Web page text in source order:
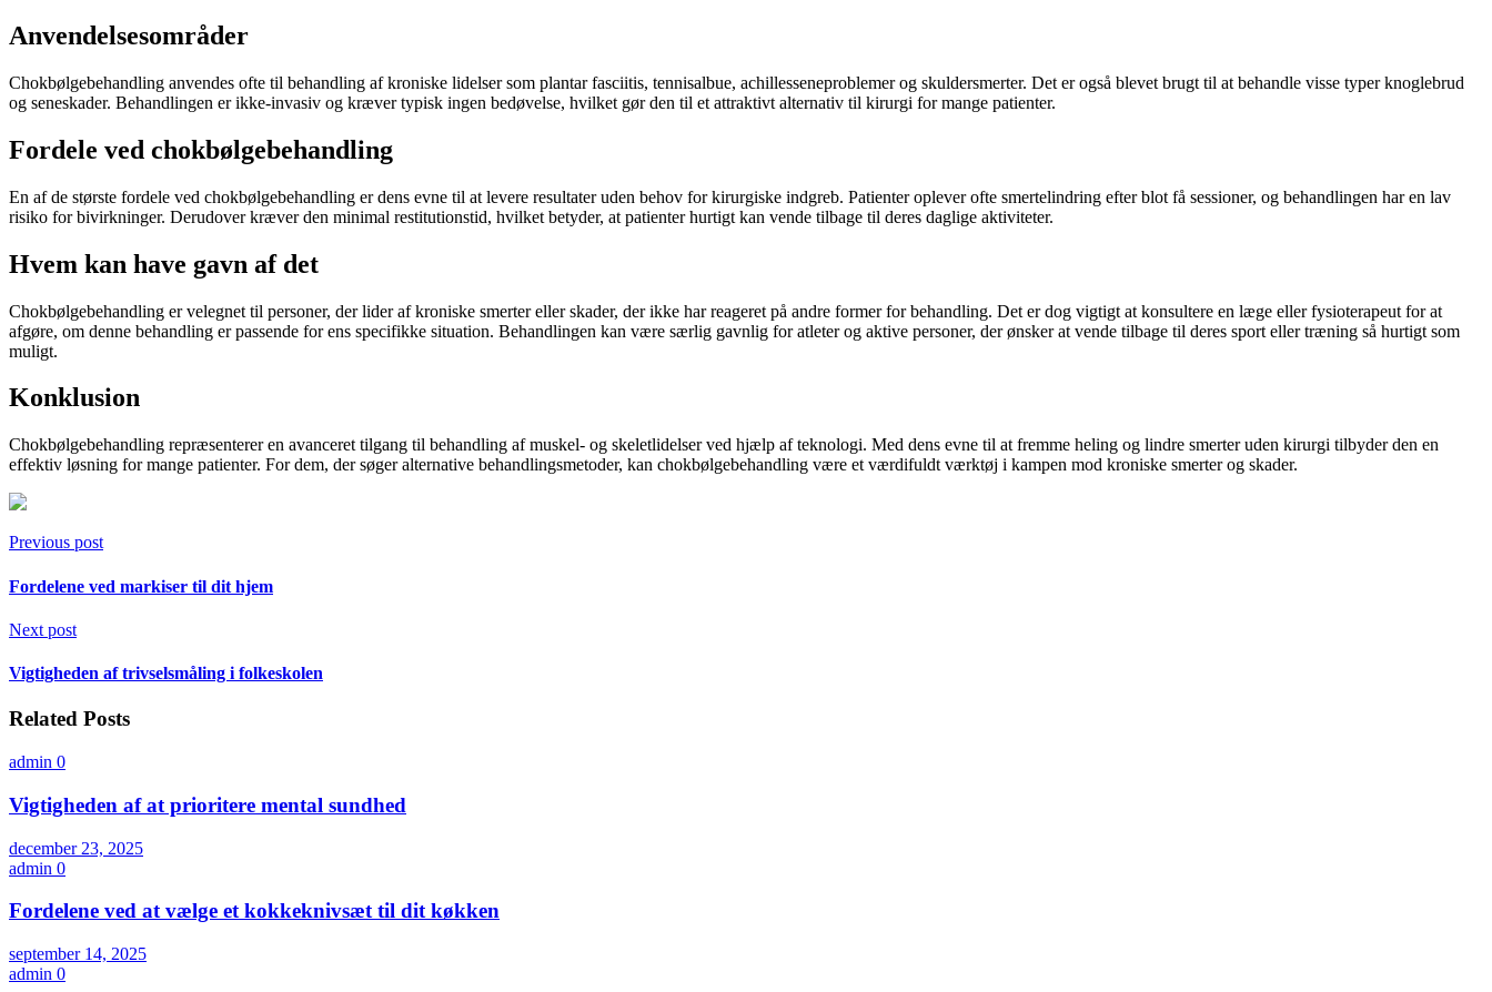
Anvendelsesområder
Chokbølgebehandling anvendes ofte til behandling af kroniske lidelser som plantar fasciitis, tennisalbue, achillesseneproblemer og skuldersmerter. Det er også blevet brugt til at behandle visse typer knoglebrud
og seneskader. Behandlingen er ikke-invasiv og kræver typisk ingen bedøvelse, hvilket gør den til et attraktivt alternativ til kirurgi for mange patienter.
Fordele ved chokbølgebehandling
En af de største fordele ved chokbølgebehandling er dens evne til at levere resultater uden behov for kirurgiske indgreb. Patienter oplever ofte smertelindring efter blot få sessioner, og behandlingen har en lav
risiko for bivirkninger. Derudover kræver den minimal restitutionstid, hvilket betyder, at patienter hurtigt kan vende tilbage til deres daglige aktiviteter.
Hvem kan have gavn af det
Chokbølgebehandling er velegnet til personer, der lider af kroniske smerter eller skader, der ikke har reageret på andre former for behandling. Det er dog vigtigt at konsultere en læge eller fysioterapeut for at
afgøre, om denne behandling er passende for ens specifikke situation. Behandlingen kan være særlig gavnlig for atleter og aktive personer, der ønsker at vende tilbage til deres sport eller træning så hurtigt som
muligt.
Konklusion
Chokbølgebehandling repræsenterer en avanceret tilgang til behandling af muskel- og skeletlidelser ved hjælp af teknologi. Med dens evne til at fremme heling og lindre smerter uden kirurgi tilbyder den en
effektiv løsning for mange patienter. For dem, der søger alternative behandlingsmetoder, kan chokbølgebehandling være et værdifuldt værktøj i kampen mod kroniske smerter og skader.
Previous post
Fordelene ved markiser til dit hjem
Next post
Vigtigheden af trivselsmåling i folkeskolen
Related Posts
admin 0
Vigtigheden af at prioritere mental sundhed
december 23, 2025
admin 0
Fordelene ved at vælge et kokkeknivsæt til dit køkken
september 14, 2025
admin 0